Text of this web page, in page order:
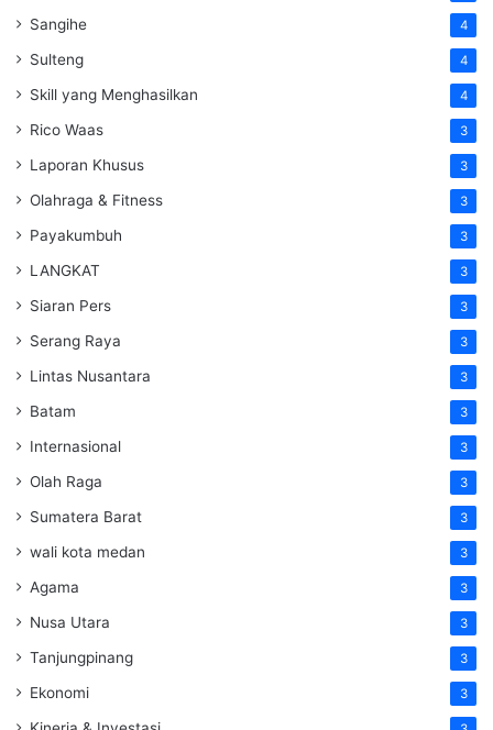
Sangihe 4
Sulteng 4
Skill yang Menghasilkan 4
Rico Waas 3
Laporan Khusus 3
Olahraga & Fitness 3
Payakumbuh 3
LANGKAT 3
Siaran Pers 3
Serang Raya 3
Lintas Nusantara 3
Batam 3
Internasional 3
Olah Raga 3
Sumatera Barat 3
wali kota medan 3
Agama 3
Nusa Utara 3
Tanjungpinang 3
Ekonomi 3